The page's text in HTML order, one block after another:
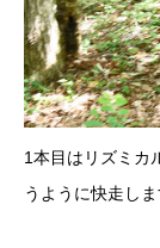
1本目はリズミカ
うように快走しま